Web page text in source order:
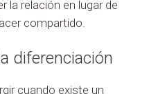
la relación en lugar de
compartido.
diferenciación
cuando existe un